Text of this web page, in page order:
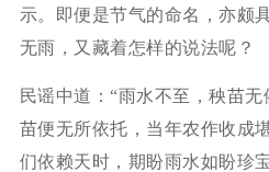
示。即便是节气的命名，亦颇
无雨，又藏着怎样的说法呢？
民谣中道：“雨水不至，秧苗
苗便无所依托，当年农作收成
们依赖天时，期盼雨水如盼珍